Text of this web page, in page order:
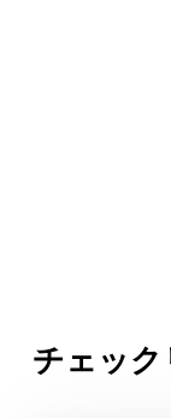
チェック